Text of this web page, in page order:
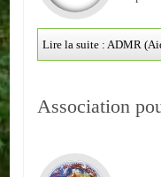
ASSOCIATIONS
Lire la suite : ADMR
Association